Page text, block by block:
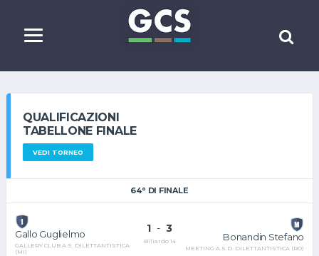
QUALIFICAZIONI
TABELLONE FINALE
VEDI TORNEO
64° DI FINALE
Gallo Guglielmo
GALLERY CLUB A.S. DILETTANTISTICA
(MI)
1 - 3
Biliardo 14 Bonandin Stefano
MEETING A.S.D. DILETTANTISTICA (RO)